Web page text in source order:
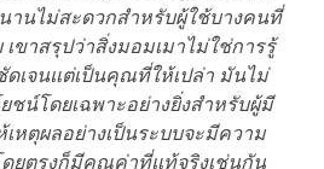
านไม่สะดวกสำหรับผู้ใช้บางคนที่
เขาสรุปว่าสิ่งมอมเมาไม่ใช่การรู้
เจนแต่เป็นคุณที่ให้เปล่า มันไม่
ชน์โดยเฉพาะอย่างยิ่งสำหรับผู้มี
หตุผลอย่างเป็นระบบจะมีความ
ยตรงก็มีคุณค่าที่แท้จริงเช่นกัน